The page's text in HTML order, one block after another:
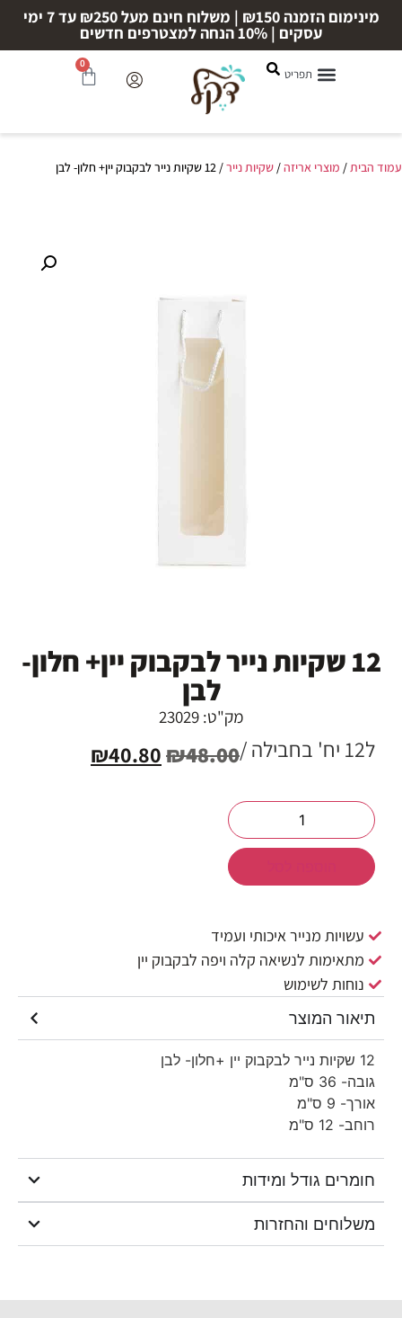
מינימום הזמנה ₪150 | משלוח חינם מעל ₪250 עד 7 ימי
עסקים | 10% הנחה למצטרפים חדשים
0
עמוד הבית/ מוצרי אריזה/ שקיות נייר/ 12 שקיות נייר לבקבוק יין+ חלון- לבן
12 שקיות נייר לבקבוק יין+ חלון-
לבן
מק"ט: 23029
ל12 יח' בחבילה / ₪48.00
₪40.80
עשויות מנייר איכותי ועמיד
מתאימות לנשיאה קלה ויפה לבקבוק יין
נוחות לשימוש
תיאור המוצר
12 שקיות נייר לבקבוק יין +חלון- לבן
גובה- 36 ס"מ
אורך- 9 ס"מ
רוחב- 12 ס"מ
חומרים גודל ומידות
משלוחים והחזרות